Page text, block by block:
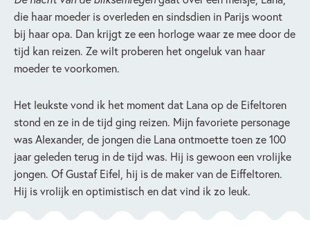
die haar moeder is overleden en sindsdien in Parijs woont
bij haar opa. Dan krijgt ze een horloge waar ze mee door de
tijd kan reizen. Ze wilt proberen het ongeluk van haar
moeder te voorkomen.
Het leukste vond ik het moment dat Lana op de Eifeltoren
stond en ze in de tijd ging reizen. Mijn favoriete personage
was Alexander, de jongen die Lana ontmoette toen ze 100
jaar geleden terug in de tijd was. Hij is gewoon een vrolijke
jongen. Of Gustaf Eifel, hij is de maker van de Eiffeltoren.
Hij is vrolijk en optimistisch en dat vind ik zo leuk.